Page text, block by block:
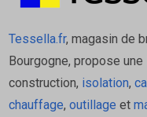
VALENTIN
• Le vidage est‑il
Oui, il convient à la
Tessella.fr, magasin de
Bourgogne, propose
construction, isolation,
chauffage, outillage et